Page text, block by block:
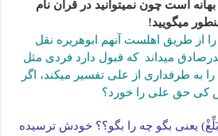
است چون نمیتوانید در قرآن نام
میگویید!
از طریق اهلست آنهم ابوهریره نقل
میداند که قبول دارد فردی مثل
به طرفداری از علی تفسیر میکند، اگر
کی حق علی را خورد؟
یعنی بگو چه را بگو؟؟ خودش ترسیده